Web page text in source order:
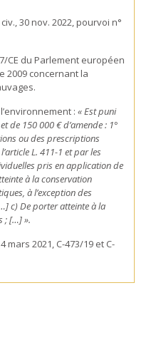
civ., 30 nov. 2022, pourvoi n°
CE du Parlement européen
2009 concernant la
: « Est puni
de 150 000 € d’amende : 1°
ou des prescriptions
L. 411-1 et par les
pris en application de
à la conservation
à l’exception des
c) De porter atteinte à la
; […] ».
4 mars 2021, C-473/19 et C-